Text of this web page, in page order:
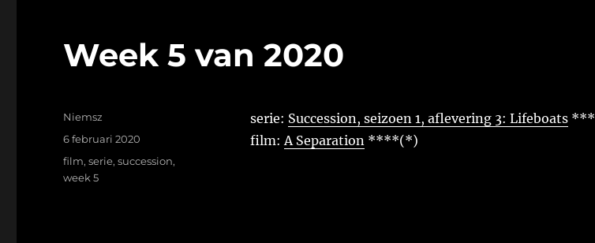
Week 5 van 2020
serie: Succession, seizoen 1, aflevering 3: Lifeboats***
film:A Separation****(*)
Auteur
Niemsz
Geplaatst
op
6 februari 2020
Tags
film,serie,succession,
week 5